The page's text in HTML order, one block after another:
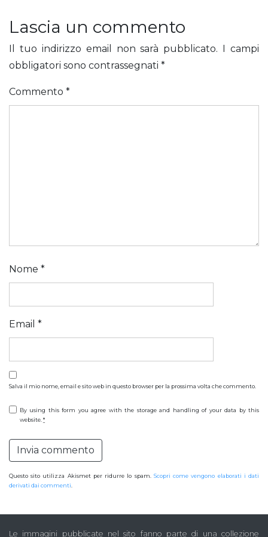
Lascia un commento
Il tuo indirizzo email non sarà pubblicato.
I campi
obbligatori sono contrassegnati *
Commento *
Nome *
Email *
Salva il mio nome, email e sito web in questo browser per la prossima volta che commento.
By using this form you agree with the storage and handling of your data by this
website.*
Questo sito utilizza Akismet per ridurre lo spam. Scopri come vengono elaborati i dati
derivati dai commenti.
Le immagini pubblicate nel sito fanno parte di una collezione